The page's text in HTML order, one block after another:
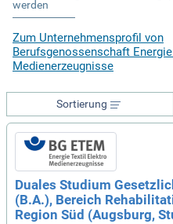
werden
Zum Unternehmensprofil von
Berufsgenossenschaft
Medienerzeugnisse
Sortierung
Duales Studium
(B.A.), Bereich
Region Süd (Augsburg,